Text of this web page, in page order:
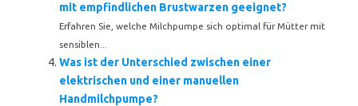
mit empfindlichen Brustwarzen geeignet?
Erfahren Sie, welche Milchpumpe sich optimal für Mütter mit
sensiblen...
Was ist der Unterschied zwischen einer
elektrischen und einer manuellen
Handmilchpumpe?